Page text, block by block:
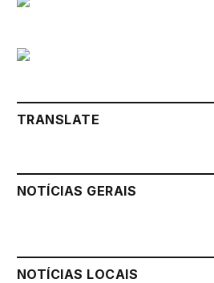
TRANSLATE
NOTÍCIAS GERAIS
NOTÍCIAS LOCAIS